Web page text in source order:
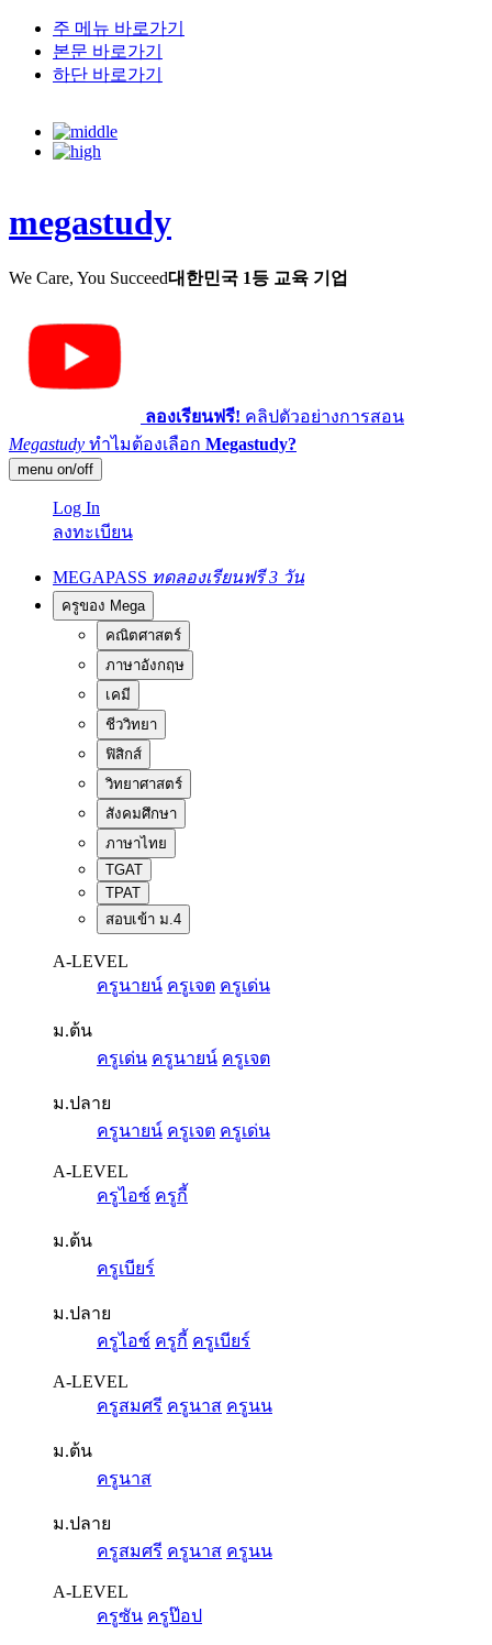
주 메뉴 바로가기
본문 바로가기
하단 바로가기
megastudy
We Care, You Succeed대한민국 1등 교육 기업
ลองเรียนฟรี! คลิปตัวอย่างการสอน
Megastudy ทำไมต้องเลือก Megastudy?
menu on/off
Log In
ลงทะเบียน
MEGAPASS ทดลองเรียนฟรี 3 วัน
ครูของ Mega
คณิตศาสตร์
ภาษาอังกฤษ
เคมี
ชีววิทยา
ฟิสิกส์
วิทยาศาสตร์
สังคมศึกษา
ภาษาไทย
TGAT
TPAT
สอบเข้า ม.4
A-LEVEL
ครูนายน์ ครูเจต ครูเด่น
ม.ต้น
ครูเด่น ครูนายน์ ครูเจต
ม.ปลาย
ครูนายน์ ครูเจต ครูเด่น
A-LEVEL
ครูไอซ์ ครูกี้
ม.ต้น
ครูเบียร์
ม.ปลาย
ครูไอซ์ ครูกี้ ครูเบียร์
A-LEVEL
ครูสมศรี ครูนาส ครูนน
ม.ต้น
ครูนาส
ม.ปลาย
ครูสมศรี ครูนาส ครูนน
A-LEVEL
ครูซัน ครูป๊อป